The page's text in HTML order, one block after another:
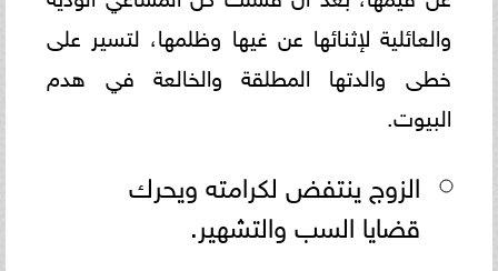
والعائلية لإثنائها عن غيها وظلمها، لتسير على
خطى والدتها المطلقة والخالعة في هدم
البيوت.
الزوج ينتفض لكرامته ويحرك
قضايا السب والتشهير.